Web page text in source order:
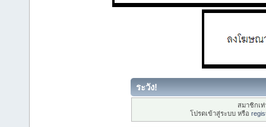
ระวัง!
สมาชิกเ
โปรดเข้าสู่ระบบ หรือ